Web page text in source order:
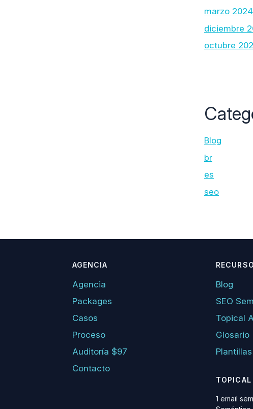
marzo 2024
diciembre
octubre
Blog
br
es
seo
AGENCIA
Agencia
Packages
Casos
Proceso
Auditoría $97
Contacto
Blog
SEO
Topical
Glosario
Plantillas
1 email